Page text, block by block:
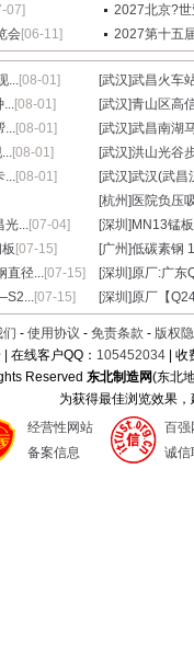
07]
2027北京?世
会[06-11] 2027第十五
...[08-01] [武汉]武昌火车
...[08-01] [武汉]青山区高
...[08-01] [武汉]武昌南湖
[08-01] [武汉]洪山光谷
...[08-01] [武汉]武汉(武昌
[杭州] 医院负压
光...[07-04] [深圳] MN13锰
[07-15] [广州]低碳素钢
直径...[07-15] [深圳]原厂:广东
[07-15] [深圳]原厂【
们 - 使用协议 - 免责条款 - 版权
| 在线客户QQ： 105452034 |
Reserved东北制造网(东北
为获得最佳浏览效果
经营性网站
备案信息
百强
诚信